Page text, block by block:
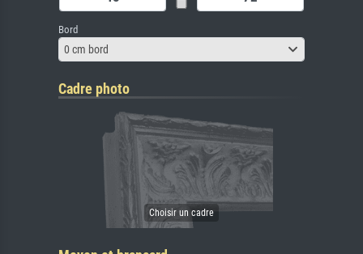
Bord
0 cm bord
Cadre photo